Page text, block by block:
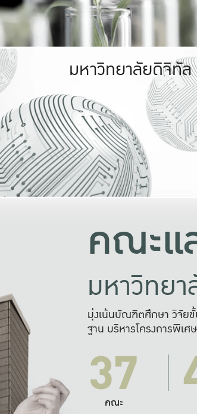
มหาวิทยาลัยรับผิดชอ
ร่วมมือกับชุมชน เ
และคว
มองปั
แก้ไขจ
มหาวิทยาลัยดิจิทัล
คณะแ
มหาวิทย
มุ่งเน้นบัณฑิตศึกษา วิจัย
ฐาน บริหารโครงการพิเ
37
คณะ